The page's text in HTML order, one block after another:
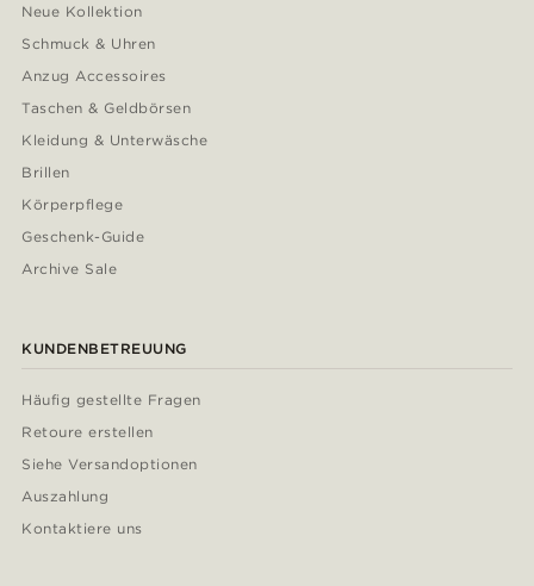
Neue Kollektion
Schmuck & Uhren
Anzug Accessoires
Taschen & Geldbörsen
Kleidung & Unterwäsche
Brillen
Körperpflege
Geschenk-Guide
Archive Sale
KUNDENBETREUUNG
Häufig gestellte Fragen
Retoure erstellen
Siehe Versandoptionen
Auszahlung
Kontaktiere uns